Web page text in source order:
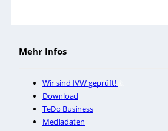
Mehr Infos
Wir sind IVW geprüft!
Download
TeDo Business
Mediadaten